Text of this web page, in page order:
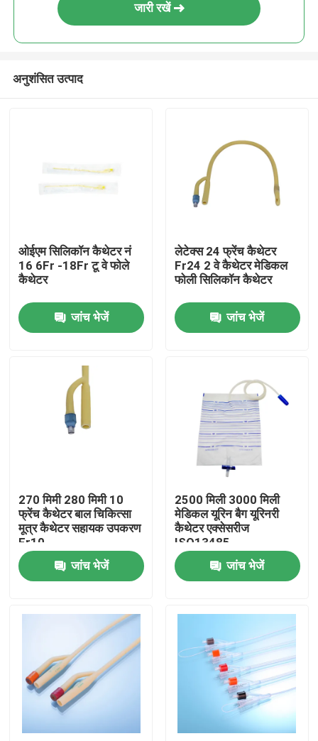
होम
हमारे बारे में
गुणवत्ता नियंत्रण
हमसे संपर्क करें
मेडिकल सिलिकॉन रबर
मेडिकल रबर स्टॉपर
रबर सिरिंज सवार
जारी रखें
अनुशंसित उत्पाद
ओईएम सिलिकॉन कैथेटर नं
16 6Fr -18Fr टू वे फोले
कैथेटर
जांच भेजें
लेटेक्स 24 फ्रेंच कैथेटर
Fr24 2 वे कैथेटर मेडिकल
फोली सिलिकॉन कैथेटर
जांच भेजें
270 मिमी 280 मिमी 10
फ्रेंच कैथेटर बाल चिकित्सा
मूत्र कैथेटर सहायक उपकरण
Fr10
जांच भेजें
2500 मिली 3000 मिली
मेडिकल यूरिन बैग यूरिनरी
कैथेटर एक्सेसरीज
ISO13485
जांच भेजें